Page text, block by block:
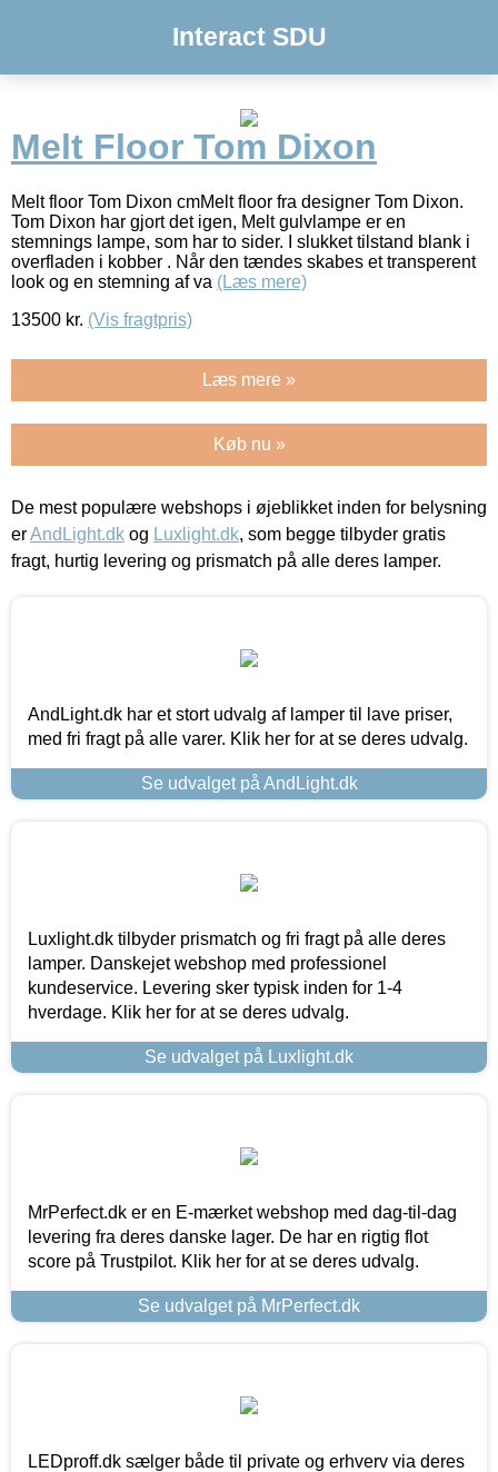
Interact SDU
Melt Floor Tom Dixon
Melt floor Tom Dixon cmMelt floor fra designer Tom Dixon.
Tom Dixon har gjort det igen, Melt gulvlampe er en
stemnings lampe, som har to sider. I slukket tilstand blank i
overfladen i kobber . Når den tændes skabes et transperent
look og en stemning af va (Læs mere)
13500 kr. (Vis fragtpris)
Læs mere »
Køb nu »
De mest populære webshops i øjeblikket inden for belysning
erAndLight.dk og Luxlight.dk, som begge tilbyder gratis
fragt, hurtig levering og prismatch på alle deres lamper.
AndLight.dk har et stort udvalg af lamper til lave priser,
med fri fragt på alle varer. Klik her for at se deres udvalg.
Se udvalget på AndLight.dk
Luxlight.dk tilbyder prismatch og fri fragt på alle deres
lamper. Danskejet webshop med professionel
kundeservice. Levering sker typisk inden for 1-4
hverdage. Klik her for at se deres udvalg.
Se udvalget på Luxlight.dk
MrPerfect.dk er en E-mærket webshop med dag-til-dag
levering fra deres danske lager. De har en rigtig flot
score på Trustpilot. Klik her for at se deres udvalg.
Se udvalget på MrPerfect.dk
LEDproff.dk sælger både til private og erhverv via deres